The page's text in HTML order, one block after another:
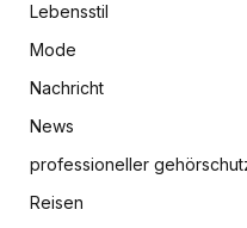
Lebensstil
Mode
Nachricht
News
professioneller
Reisen